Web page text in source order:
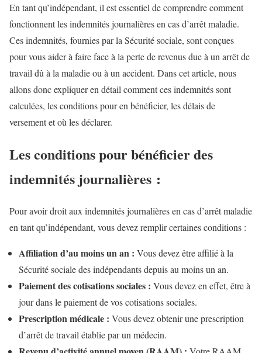
En tant qu’indépendant, il est essentiel de comprendre comment
fonctionnent les indemnités journalières en cas d’arrêt maladie.
Ces indemnités, fournies par la Sécurité sociale, sont conçues
pour vous aider à faire face à la perte de revenus due à un arrêt de
travail dû à la maladie ou à un accident. Dans cet article, nous
allons donc expliquer en détail comment ces indemnités sont
calculées, les conditions pour en bénéficier, les délais de
versement et où les déclarer.
Les conditions pour bénéficier des
indemnités journalières :
Pour avoir droit aux indemnités journalières en cas d’arrêt maladie
en tant qu’indépendant, vous devez remplir certaines conditions :
Affiliation d’au moins un an : Vous devez être affilié à la
Sécurité sociale des indépendants depuis au moins un an.
Paiement des cotisations sociales : Vous devez en effet, être à
jour dans le paiement de vos cotisations sociales.
Prescription médicale : Vous devez obtenir une prescription
d’arrêt de travail établie par un médecin.